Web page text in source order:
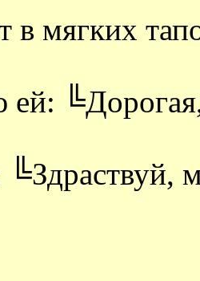
в мягких
ей: